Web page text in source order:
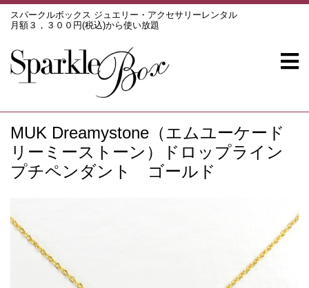
スパークルボックス ジュエリー・アクセサリーレンタル
月額３，３００円(税込)から使い放題
MUK Dreamystone（エムユーケード
リーミーストーン）ドロップライン
プチペンダント ゴールド